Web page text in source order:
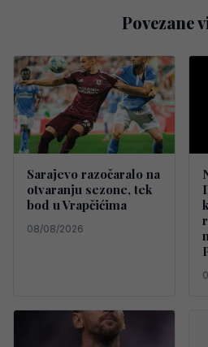
Povezane
Sarajevo razočaralo na
otvaranju sezone, tek
bod u Vrapčićima
08/08/2026